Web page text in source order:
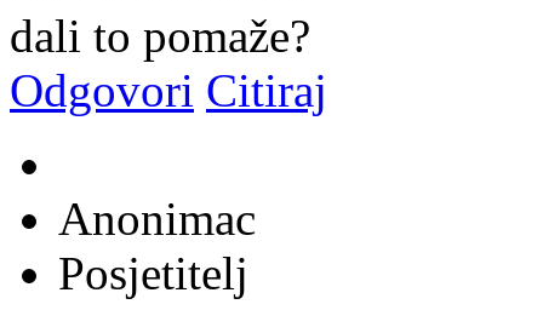
dali to pomaže?
Odgovori Citiraj
Anonimac
Posjetitelj